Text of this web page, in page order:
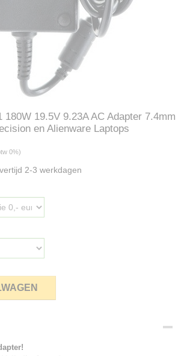
180W 19.5V 9.23A AC Adapter 7.4mm
en Alienware Laptops
0%)
2-3 werkdagen